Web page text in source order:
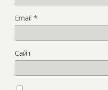
Email *
Сайт